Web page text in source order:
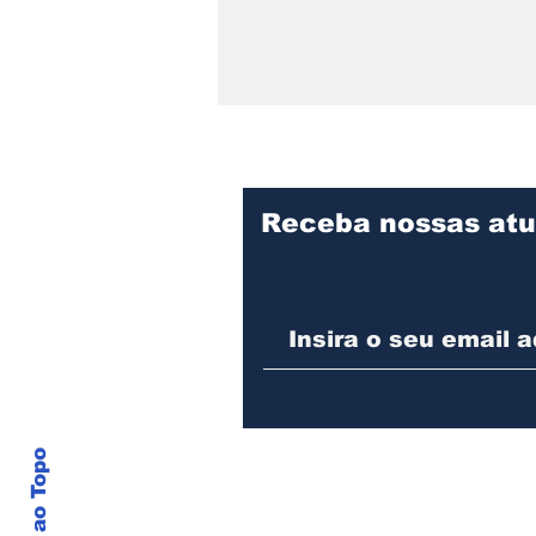
divulga programação de
agosto com oficina para
Receba nossas